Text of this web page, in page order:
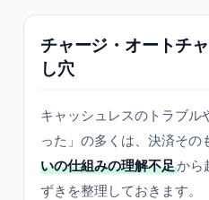
チャージ・オートチ
し穴
キャッシュレスのトラブル
った」の多くは、決済その
いの仕組みの理解不足から
ずきを整理しておきます。